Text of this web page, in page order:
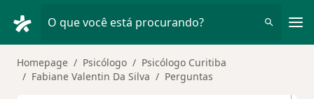
O que você está procurando?
Homepage Psicólogo
Psicólogo Curitiba
Fabiane Valentin Da Silva
Perguntas